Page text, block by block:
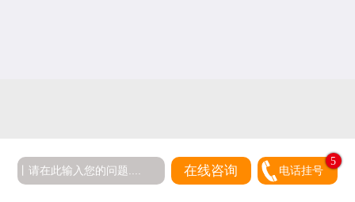
在线咨询 电话挂号
5